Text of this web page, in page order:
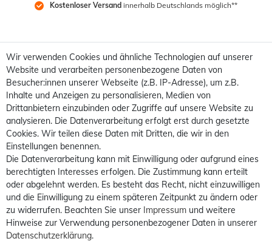
Kostenloser Versand innerhalb Deutschlands möglich**
Wir verwenden Cookies und ähnliche Technologien auf unserer
Website und verarbeiten personenbezogene Daten von
Besucher:innen unserer Webseite (z.B. IP-Adresse), um z.B.
Inhalte und Anzeigen zu personalisieren, Medien von
Drittanbietern einzubinden oder Zugriffe auf unsere Website zu
analysieren. Die Datenverarbeitung erfolgt erst durch gesetzte
Cookies. Wir teilen diese Daten mit Dritten, die wir in den
Einstellungen benennen.
Die Datenverarbeitung kann mit Einwilligung oder aufgrund eines
berechtigten Interesses erfolgen. Die Zustimmung kann erteilt
oder abgelehnt werden. Es besteht das Recht, nicht einzuwilligen
und die Einwilligung zu einem späteren Zeitpunkt zu ändern oder
zu widerrufen. Beachten Sie unser Impressum und weitere
Hinweise zur Verwendung personenbezogener Daten in unserer
Daten­schutz­erklärung.